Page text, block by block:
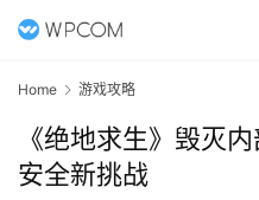
Home 游戏攻略
《绝地求生》毁灭
安全新挑战